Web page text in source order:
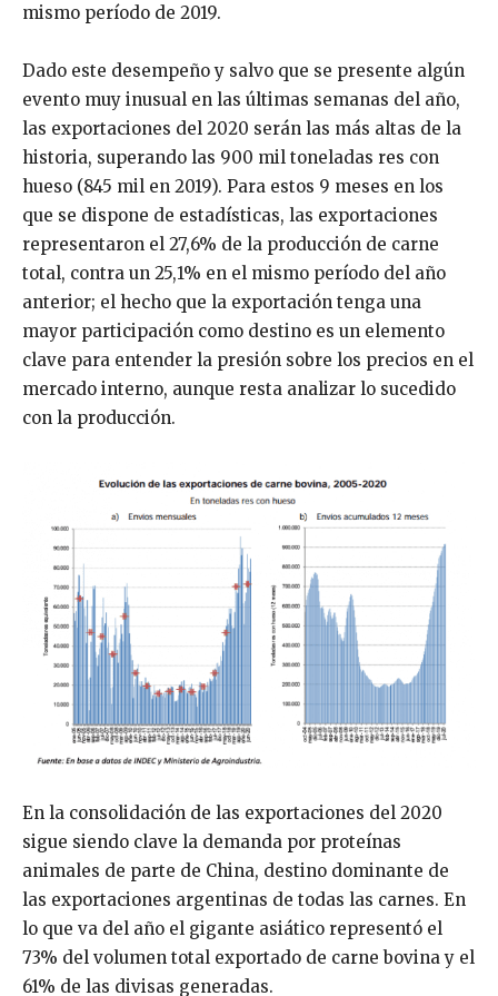
mismo período de 2019.
Dado este desempeño y salvo que se presente algún
evento muy inusual en las últimas semanas del año,
las exportaciones del 2020 serán las más altas de la
historia, superando las 900 mil toneladas res con
hueso (845 mil en 2019). Para estos 9 meses en los
que se dispone de estadísticas, las exportaciones
representaron el 27,6% de la producción de carne
total, contra un 25,1% en el mismo período del año
anterior; el hecho que la exportación tenga una
mayor participación como destino es un elemento
clave para entender la presión sobre los precios en el
mercado interno, aunque resta analizar lo sucedido
con la producción.
En la consolidación de las exportaciones del 2020
sigue siendo clave la demanda por proteínas
animales de parte de China, destino dominante de
las exportaciones argentinas de todas las carnes. En
lo que va del año el gigante asiático representó el
73% del volumen total exportado de carne bovina y el
61% de las divisas generadas.